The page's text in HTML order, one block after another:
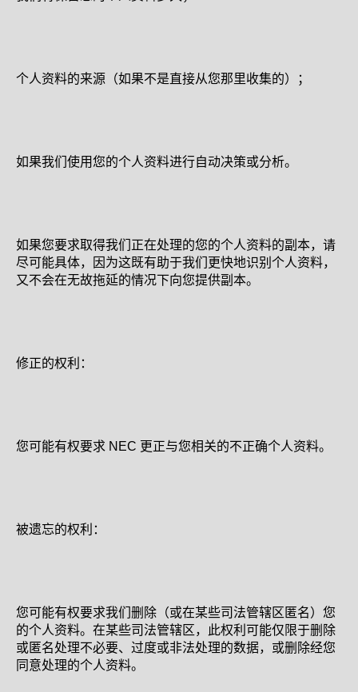
个人资料的来源（如果不是直接从您那里收集的）；
如果我们使用您的个人资料进行自动决策或分析。
如果您要求取得我们正在处理的您的个人资料的副本，请
尽可能具体，因为这既有助于我们更快地识别个人资料，
又不会在无故拖延的情况下向您提供副本。
修正的权利：
您可能有权要求 NEC 更正与您相关的不正确个人资料。
被遗忘的权利：
您可能有权要求我们删除（或在某些司法管辖区匿名）您
的个人资料。在某些司法管辖区，此权利可能仅限于删除
或匿名处理不必要、过度或非法处理的数据，或删除经您
同意处理的个人资料。